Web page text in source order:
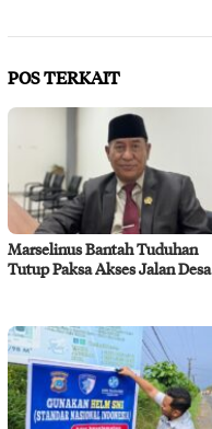
POS TERKAIT
Marselinus Bantah Tuduhan
Tutup Paksa Akses Jalan Desa